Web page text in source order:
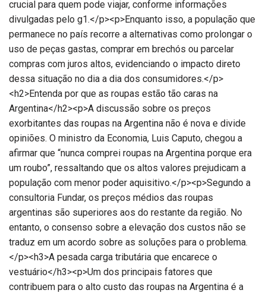
crucial para quem pode viajar, conforme informações
divulgadas pelo g1.</p><p>Enquanto isso, a população que
permanece no país recorre a alternativas como prolongar o
uso de peças gastas, comprar em brechós ou parcelar
compras com juros altos, evidenciando o impacto direto
dessa situação no dia a dia dos consumidores.</p>
<h2>Entenda por que as roupas estão tão caras na
Argentina</h2><p>A discussão sobre os preços
exorbitantes das roupas na Argentina não é nova e divide
opiniões. O ministro da Economia, Luis Caputo, chegou a
afirmar que “nunca comprei roupas na Argentina porque era
um roubo”, ressaltando que os altos valores prejudicam a
população com menor poder aquisitivo.</p><p>Segundo a
consultoria Fundar, os preços médios das roupas
argentinas são superiores aos do restante da região. No
entanto, o consenso sobre a elevação dos custos não se
traduz em um acordo sobre as soluções para o problema.
</p><h3>A pesada carga tributária que encarece o
vestuário</h3><p>Um dos principais fatores que
contribuem para o alto custo das roupas na Argentina é a